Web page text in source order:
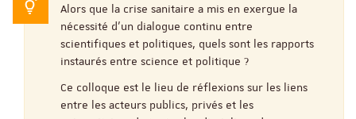
Alors que la crise sanitaire a mis en exergue la
nécessité d’un dialogue continu entre
scientifiques et politiques, quels sont les rapports
instaurés entre science et politique ?
Ce colloque est le lieu de réflexions sur les liens
entre les acteurs publics, privés et les